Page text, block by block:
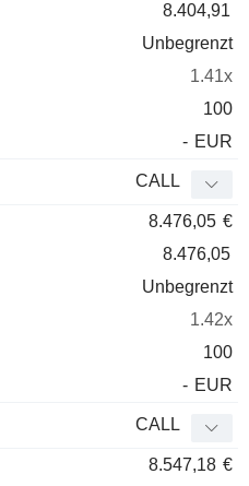
8.404,91
Unbegrenzt
1.41x
100
- EUR
CALL
8.476,05 €
8.476,05
Unbegrenzt
1.42x
100
- EUR
CALL
8.547,18 €